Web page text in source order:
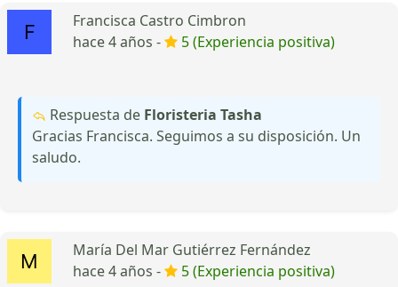
Francisca Castro Cimbron
hace 4 años -
5 (Experiencia positiva)
Respuesta de Floristeria Tasha
Gracias Francisca. Seguimos a su disposición. Un
saludo.
María Del Mar Gutiérrez Fernández
hace 4 años -
5 (Experiencia positiva)